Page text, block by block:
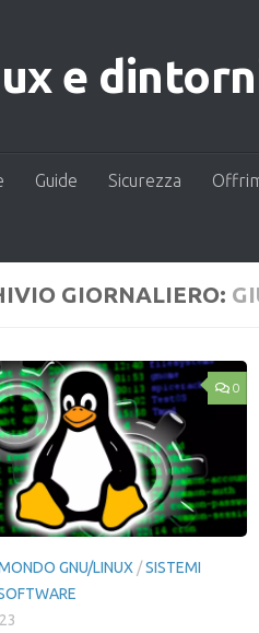
e
Guide Sicurezza
GIORNALIERO:
0
GNU/LINUX /SISTEMI